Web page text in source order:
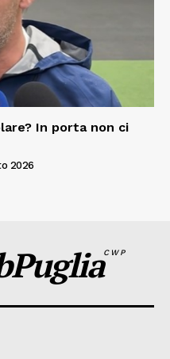
In porta non ci
2026
CWP